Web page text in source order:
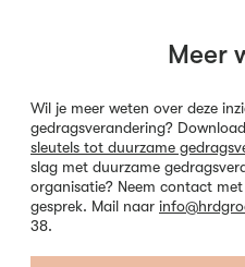
Meer
Wil je meer weten over deze
gedragsverandering?
sleutels tot duurzame
slag met duurzame
organisatie? Neem contact
gesprek. Mail naar
38.